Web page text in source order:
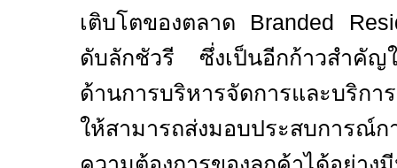
เติบโตของตลาด Branded
ดับลักชัวรี ซึ่งเป็นอีกก้าวสำคัญ
ด้านการบริหารจัดการและบริกา
ให้สามารถส่งมอบประสบการณ์